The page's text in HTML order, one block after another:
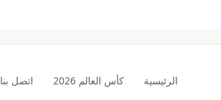
الرئيسية كأس العالم 2026 اتصل بنا